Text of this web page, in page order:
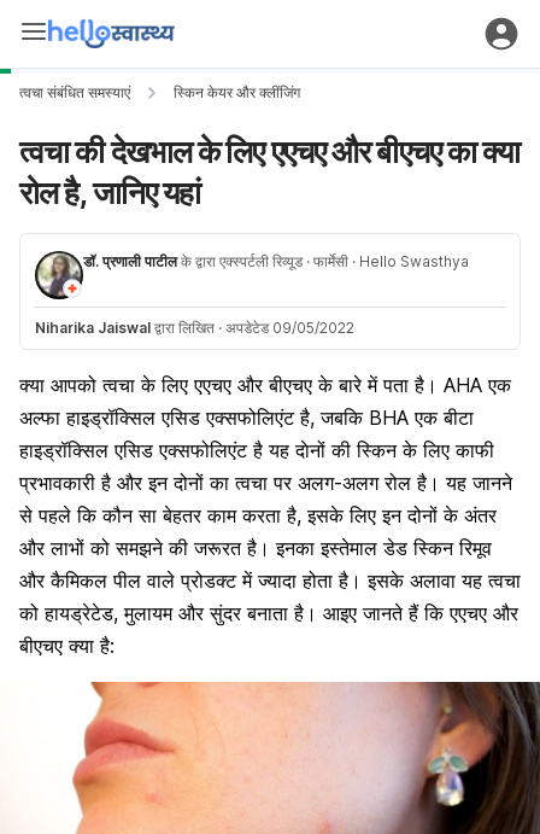
त्वचा संबंधित समस्याएं स्किन केयर और क्लींजिंग
त्वचा की देखभाल के लिए एएचए और बीएचए का क्या
रोल है, जानिए यहां
डॉ. प्रणाली पाटीलके द्वारा एक्स्पर्टली रिव्यूड · फार्मेसी · Hello Swasthya
Niharika Jaiswal द्वारा लिखित · अपडेटेड 09/05/2022
क्या आपको त्वचा के लिए एएचए और बीएचए के बारे में पता है। AHA एक
अल्फा हाइड्रॉक्सिल एसिड एक्सफोलिएंट है, जबकि BHA एक बीटा
हाइड्रॉक्सिल एसिड एक्सफोलिएंट है यह दाेनों की स्किन के लिए काफी
प्रभावकारी है और इन दोनों का त्वचा पर अलग-अलग रोल है। यह जानने
से पहले कि कौन सा बेहतर काम करता है, इसके लिए इन दोनों के अंतर
और लाभों को समझने की जरूरत है। इनका इस्तेमाल डेड स्किन रिमूव
और कैमिकल पील वाले प्रोडक्ट में ज्यादा होता है। इसके अलावा यह त्वचा
को हायड्रेटेड, मुलायम और सुंदर बनाता है। आइए जानते हैं कि एएचए और
बीएचए क्या है: